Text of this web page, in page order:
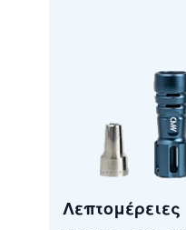
Λεπτομέρειες